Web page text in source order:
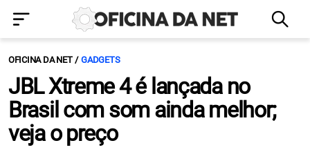
OFICINA DA NET GADGETS
JBL Xtreme 4 é lançada no
Brasil com som ainda melhor;
veja o preço